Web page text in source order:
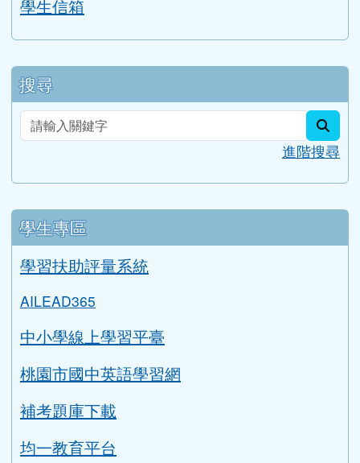
校務公告
分月文章
評鑑檔案管理
行事曆
Gmail信箱
教師信箱
學生信箱
搜尋